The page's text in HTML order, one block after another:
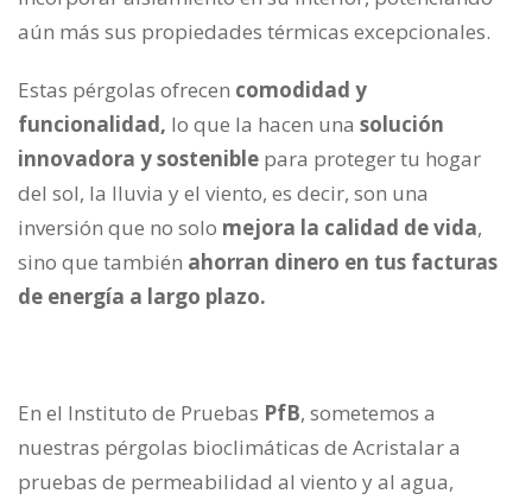
aún más sus propiedades térmicas excepcionales.
Estas pérgolas ofrecen comodidad y
funcionalidad, lo que la hacen una solución
innovadora y sostenible para proteger tu hogar
del sol, la lluvia y el viento, es decir, son una
inversión que no solo mejora la calidad de vida,
sino que también ahorran dinero en tus facturas
de energía a largo plazo.
En el Instituto de Pruebas PfB, sometemos a
nuestras pérgolas bioclimáticas de Acristalar a
pruebas de permeabilidad al viento y al agua,